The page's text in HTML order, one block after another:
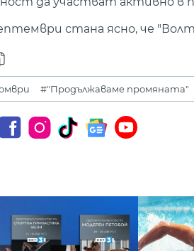
стана ясно, че
#"Продължаваме промяната"